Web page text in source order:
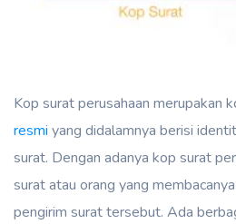
Kop surat perusahaan merupakan
resmi yang didalamnya berisi
surat. Dengan adanya kop surat
surat atau orang yang
pengirim surat tersebut. Ada